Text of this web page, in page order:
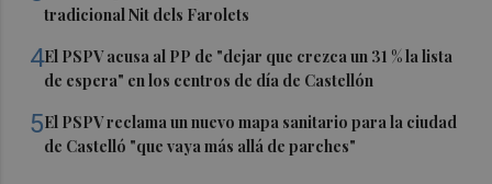
tradicional Nit dels Farolets
4El PSPV acusa al PP de "dejar que crezca un 31 % la lista
de espera" en los centros de día de Castellón
5El PSPV reclama un nuevo mapa sanitario para la ciudad
de Castelló "que vaya más allá de parches"